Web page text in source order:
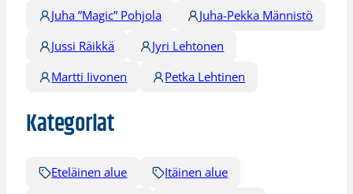
Juha ”Magic” Pohjola
Juha-Pekka Männistö
Jussi Räikkä
Jyri Lehtonen
Martti Iivonen
Petka Lehtinen
Kategoriat
Eteläinen alue
Itäinen alue